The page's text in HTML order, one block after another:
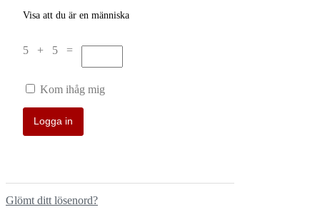
Visa att du är en människa
5 + 5 =
Kom ihåg mig
Glömt ditt lösenord?